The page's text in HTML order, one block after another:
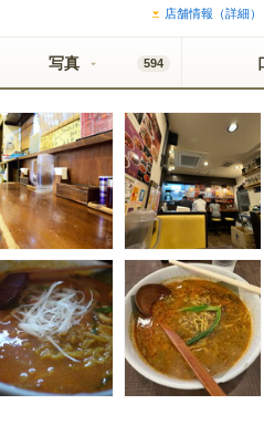
店舗情報（詳細）
写真 594